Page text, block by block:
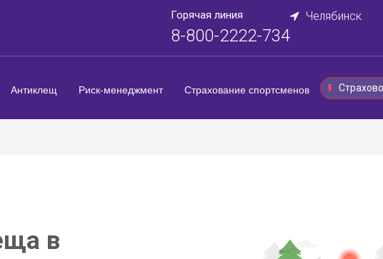
Горячая линия
8-800-2222-734
Челябинск
Антиклещ Риск-менеджмент Страхование спортсменов
в